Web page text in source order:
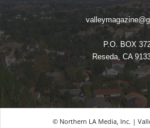
P.O. BOX
Reseda, CA
© Northern LA Media, Inc. |